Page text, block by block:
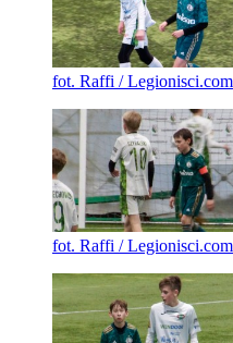
fot. Raffi / Legionisci.com
fot. Raffi / Legionisci.com